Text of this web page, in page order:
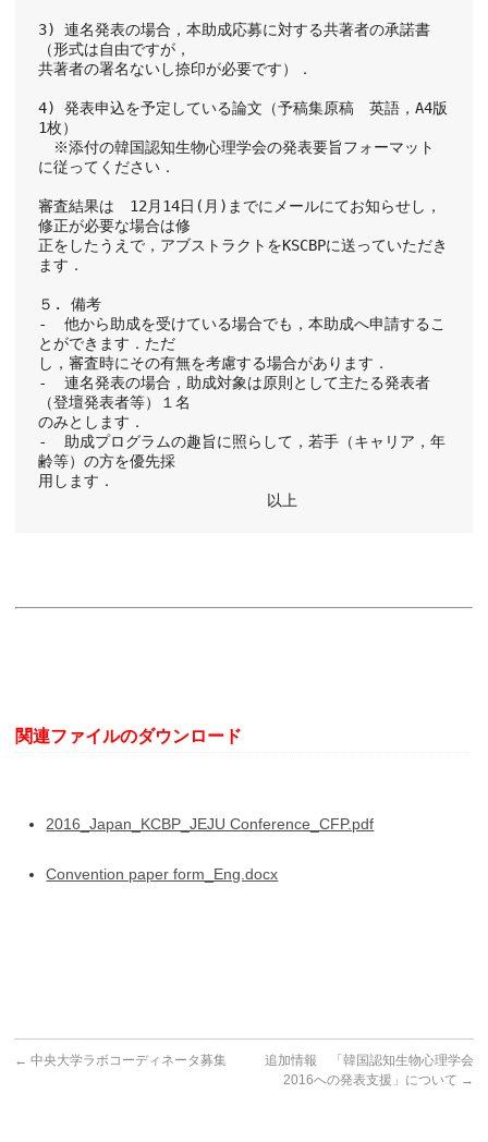
3) 連名発表の場合，本助成応募に対する共著者の承諾書
（形式は自由ですが，
共著者の署名ないし捺印が必要です）．
4) 発表申込を予定している論文（予稿集原稿　英語，A4版
1枚）
※添付の韓国認知生物心理学会の発表要旨フォーマット
に従ってください．
審査結果は　12月14日(月)までにメールにてお知らせし，
修正が必要な場合は修
正をしたうえで，アブストラクトをKSCBPに送っていただき
ます．
５. 備考
-  他から助成を受けている場合でも，本助成へ申請するこ
とができます．ただ
し，審査時にその有無を考慮する場合があります．
-  連名発表の場合，助成対象は原則として主たる発表者
（登壇発表者等）１名
のみとします．
-  助成プログラムの趣旨に照らして，若手（キャリア，年
齢等）の方を優先採
用します．
以上
関連ファイルのダウンロード
2016_Japan_KCBP_JEJU Conference_CFP.pdf
Convention paper form_Eng.docx
← 中央大学ラボコーディネータ募集
追加情報 「韓国認知生物心理学会
2016への発表支援」について →